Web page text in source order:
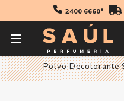
2400 6660*
Profesionales
Polvo Decolorante